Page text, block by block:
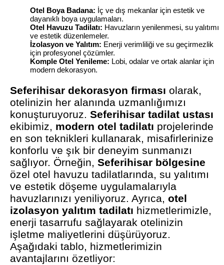
Otel Boya Badana: İç ve dış mekanlar için estetik ve
dayanıklı boya uygulamaları.
Otel Havuzu Tadilatı: Havuzların yenilenmesi, su yalıtımı
ve estetik düzenlemeler.
İzolasyon ve Yalıtım: Enerji verimliliği ve su geçirmezlik
için profesyonel çözümler.
Komple Otel Yenileme: Lobi, odalar ve ortak alanlar için
modern dekorasyon.
Seferihisar dekorasyon firması olarak,
otelinizin her alanında uzmanlığımızı
konuşturuyoruz.Seferihisar tadilat ustası
ekibimiz, modern otel tadilatı projelerinde
en son teknikleri kullanarak, misafirlerinize
konforlu ve şık bir deneyim sunmanızı
sağlıyor. Örneğin,Seferihisar bölgesine
özel otel havuzu tadilatlarında, su yalıtımı
ve estetik döşeme uygulamalarıyla
havuzlarınızı yeniliyoruz. Ayrıca,otel
izolasyon yalıtım tadilatı hizmetlerimizle,
enerji tasarrufu sağlayarak otelinizin
işletme maliyetlerini düşürüyoruz.
Aşağıdaki tablo, hizmetlerimizin
avantajlarını özetliyor: